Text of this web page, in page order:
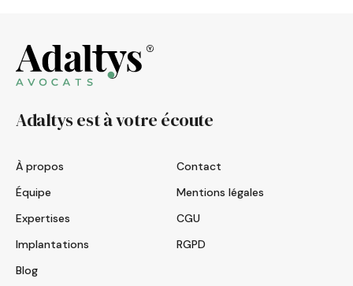
Adaltys est à votre écoute
À propos
Équipe
Expertises
Implantations
Blog
Contact
Mentions légales
CGU
RGPD